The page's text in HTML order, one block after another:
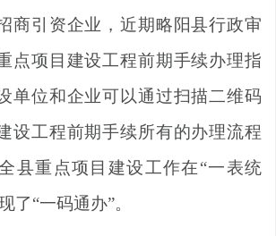
商引资企业，近期略阳县行政审
点项目建设工程前期手续办理指
单位和企业可以通过扫描二维码
设工程前期手续所有的办理流程
县重点项目建设工作在“一表统
了“一码通办”。